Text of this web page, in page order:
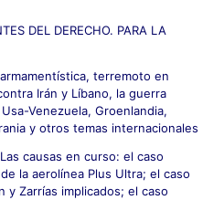
DEL DERECHO. PARA LA
terremoto en
Irán y Líbano, la guerra
Venezuela, Groenlandia,
y otros temas internacionales
causas en curso: el caso
la aerolínea Plus Ultra; el caso
y Zarrías implicados; el caso